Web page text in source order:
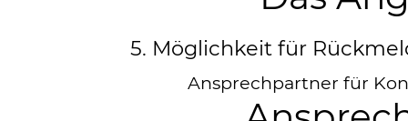
5. Möglichkeit für
Ansprechpartner für